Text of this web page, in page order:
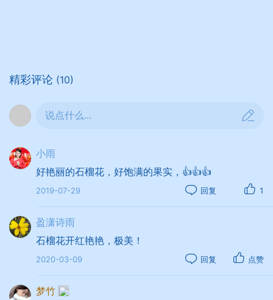
精彩评论 (10)
说点什么...
小雨
好艳丽的石榴花，好饱满的果实，👍👍👍
2019-07-29 回复 1
盈潇诗雨
石榴花开红艳艳，极美！
2020-03-09 回复 点赞
梦竹